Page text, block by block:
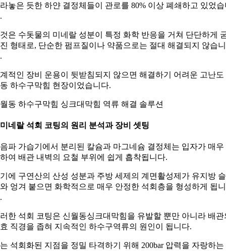
놓은 듯한 하얀 결정체들이 관로를 80% 이상 폐쇄하고 있었습
은 수돗물의 미네랄 성분이 특정 화학 반응을 거쳐 단단하게
형태로, 단순한 펌프질이나 약품으로는 절대 해결되지 않습니
적인 장비 운용이 뒷받침되지 않으면 해결하기 어려운 고난도
하수구막힘 현장이었습니다.
동 하수구막힘 싱크대막힘 역류 해결 솔루션
네랄 석회 코팅의 원리 분석과 장비 셋팅
파 가습기에서 분리된 칼슘과 마그네슘 결정체는 입자가 매우
여 배관 내벽의 요철 부위에 쉽게 흡착됩니다.
에 구연산의 산성 성분과 주방 세제의 계면활성제가 유지방
엉겨 붙으면 화학적으로 매우 안정한 석회층을 형성하게 됩니
한 석회 코팅은 신월동싱크대막힘을 유발할 뿐만 아니라 배관
직경을 좁혀 지속적인 하수구역류의 원인이 됩니다.
석회화된 지점을 정밀 타격하기 위해 200bar 압력을 자랑하는